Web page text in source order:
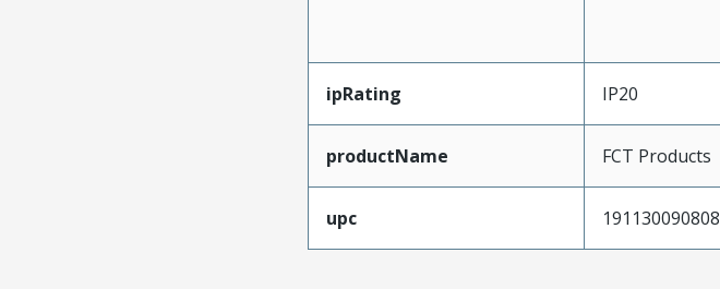
ipRating IP20
productName FCT Products
upc 191130090808